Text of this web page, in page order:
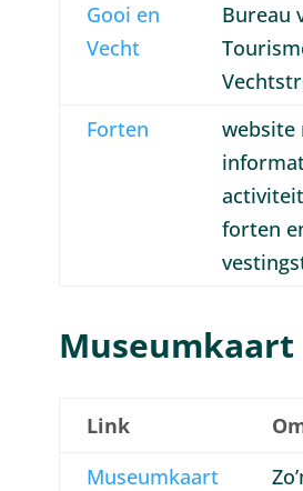
Gooi en
Vecht
Bureau
Forten
website
forten
Museumkaart
Link
Museumkaart